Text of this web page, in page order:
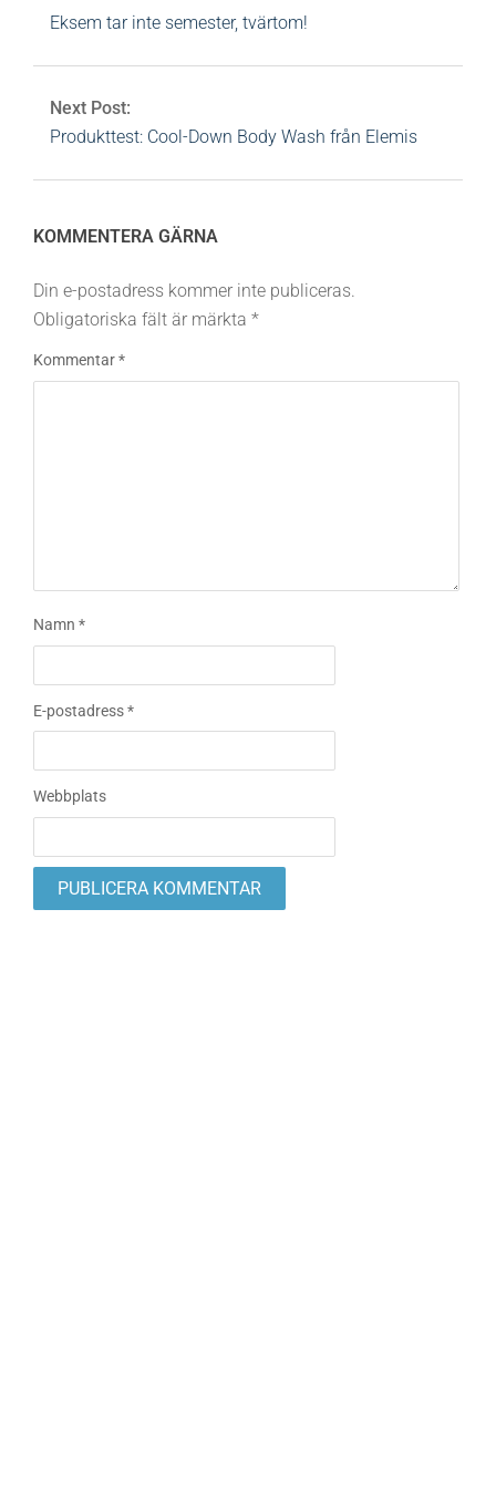
Eksem tar inte semester, tvärtom!
Next Post:
Produkttest: Cool-Down Body Wash från Elemis
KOMMENTERA GÄRNA
Din e-postadress kommer inte publiceras.
Obligatoriska fält är märkta *
Kommentar*
Namn *
E-postadress*
Webbplats